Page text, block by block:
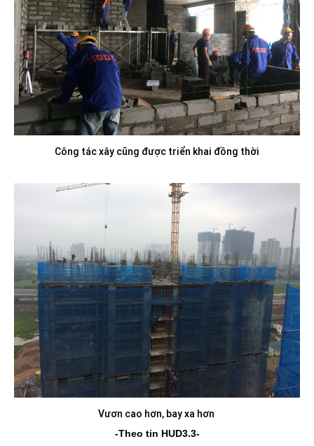
Công tác xây cũng được triển khai đồng thời
Vươn cao hơn, bay xa hơn
-Theo tin HUD3.3-